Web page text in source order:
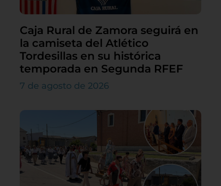
Caja Rural de Zamora seguirá en
la camiseta del Atlético
Tordesillas en su histórica
temporada en Segunda RFEF
7 de agosto de 2026